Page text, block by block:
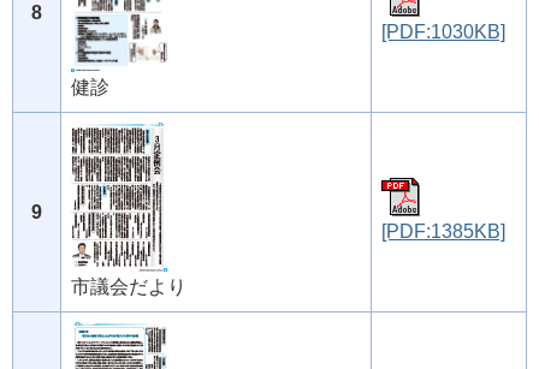
8
健診
[PDF:1030KB]
9
市議会だより
[PDF:1385KB]